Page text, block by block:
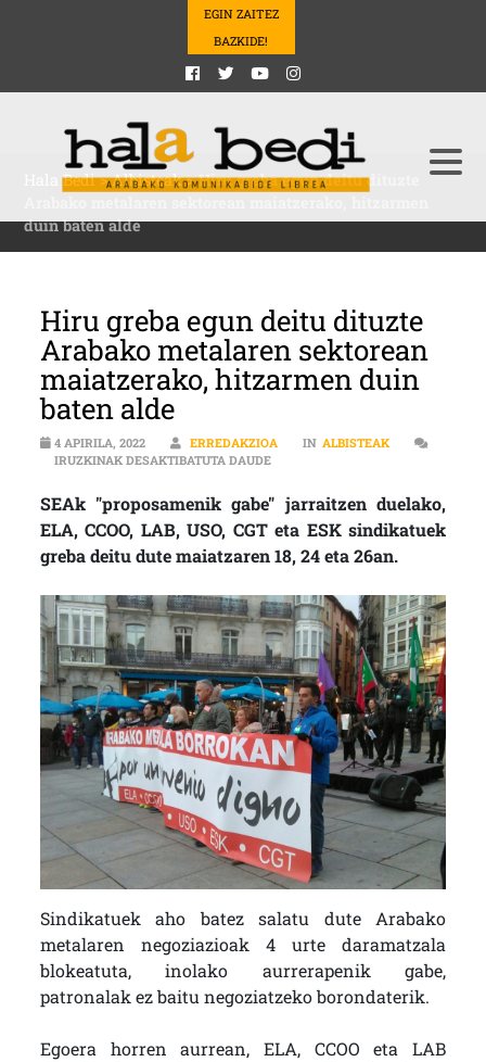
EGIN ZAITEZ
BAZKIDE!
Hala Bedi>Albisteak>Hiru greba egun deitu dituzte
duin baten alde
Hiru greba egun deitu dituzte
Arabako metalaren sektorean
maiatzerako, hitzarmen duin
baten alde
4 APIRILA, 2022 ERREDAKZIOA IN ALBISTEAK
IRUZKINAK DESAKTIBATUTA DAUDEHIRU GREBA EGUN DEITU
SEAk "proposamenik gabe" jarraitzen duelako,
ELA, CCOO, LAB, USO, CGT eta ESK sindikatuek
greba deitu dute maiatzaren 18, 24 eta 26an.
Sindikatuek aho batez salatu dute Arabako
metalaren negoziazioak 4 urte daramatzala
blokeatuta, inolako aurrerapenik gabe,
patronalak ez baitu negoziatzeko borondaterik.
Egoera horren aurrean, ELA, CCOO eta LAB